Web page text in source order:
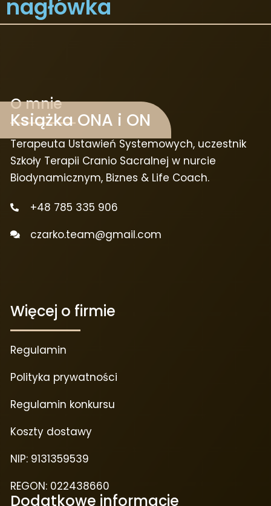
Książka ONA i ON
nagłówka
O mnie
Terapeuta Ustawień Systemowych, uczestnik
Szkoły Terapii Cranio Sacralnej w nurcie
Biodynamicznym, Biznes & Life Coach.
+48 785 335 906
czarko.team@gmail.com
Więcej o firmie
Regulamin
Polityka prywatności
Regulamin konkursu
Koszty dostawy
NIP: 9131359539
REGON: 022438660
Dodatkowe informacje